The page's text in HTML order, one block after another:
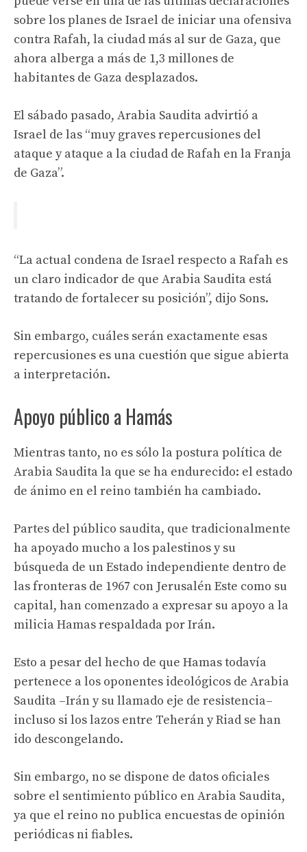
sobre los planes de Israel de iniciar una ofensiva
contra Rafah, la ciudad más al sur de Gaza, que
ahora alberga a más de 1,3 millones de
habitantes de Gaza desplazados.
El sábado pasado, Arabia Saudita advirtió a
Israel de las “muy graves repercusiones del
ataque y ataque a la ciudad de Rafah en la Franja
de Gaza”.
“La actual condena de Israel respecto a Rafah es
un claro indicador de que Arabia Saudita está
tratando de fortalecer su posición”, dijo Sons.
Sin embargo, cuáles serán exactamente esas
repercusiones es una cuestión que sigue abierta
a interpretación.
Apoyo público a Hamás
Mientras tanto, no es sólo la postura política de
Arabia Saudita la que se ha endurecido: el estado
de ánimo en el reino también ha cambiado.
Partes del público saudita, que tradicionalmente
ha apoyado mucho a los palestinos y su
búsqueda de un Estado independiente dentro de
las fronteras de 1967 con Jerusalén Este como su
capital, han comenzado a expresar su apoyo a la
milicia Hamas respaldada por Irán.
Esto a pesar del hecho de que Hamas todavía
pertenece a los oponentes ideológicos de Arabia
Saudita –Irán y su llamado eje de resistencia–
incluso si los lazos entre Teherán y Riad se han
ido descongelando.
Sin embargo, no se dispone de datos oficiales
sobre el sentimiento público en Arabia Saudita,
ya que el reino no publica encuestas de opinión
periódicas ni fiables.